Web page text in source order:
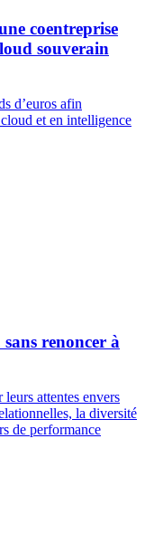
coentreprise
souverain
d’euros afin
et en intelligence
renoncer à
attentes envers
la diversité
de performance